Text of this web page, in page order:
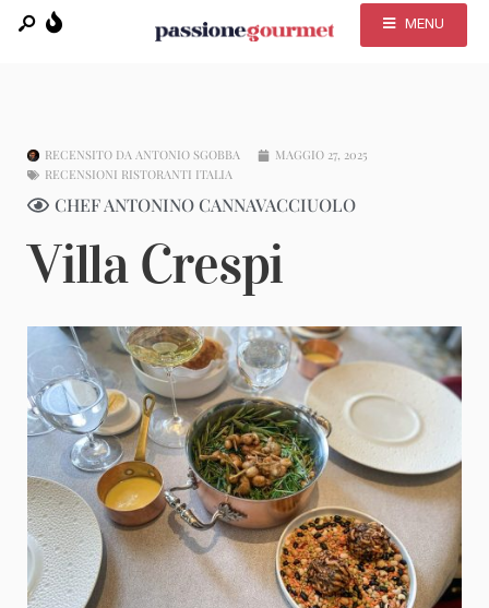
MENU
RECENSITO DA ANTONIO SGOBBA
MAGGIO 27, 2025
RECENSIONI RISTORANTI ITALIA
CHEF ANTONINO CANNAVACCIUOLO
Villa Crespi